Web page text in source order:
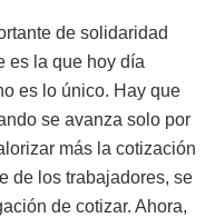
de solidaridad
es la que hoy día
es lo único. Hay que
se avanza solo por
más la cotización
de los trabajadores, se
de cotizar. Ahora,